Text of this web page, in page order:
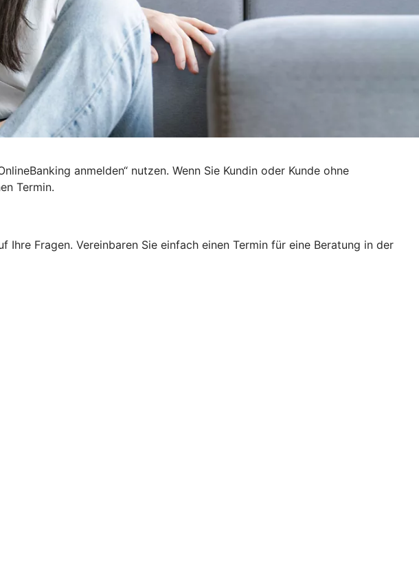
anmelden“ nutzen. Wenn Sie Kundin oder Kunde ohne
Termin.
Fragen. Vereinbaren Sie einfach einen Termin für eine Beratung in der